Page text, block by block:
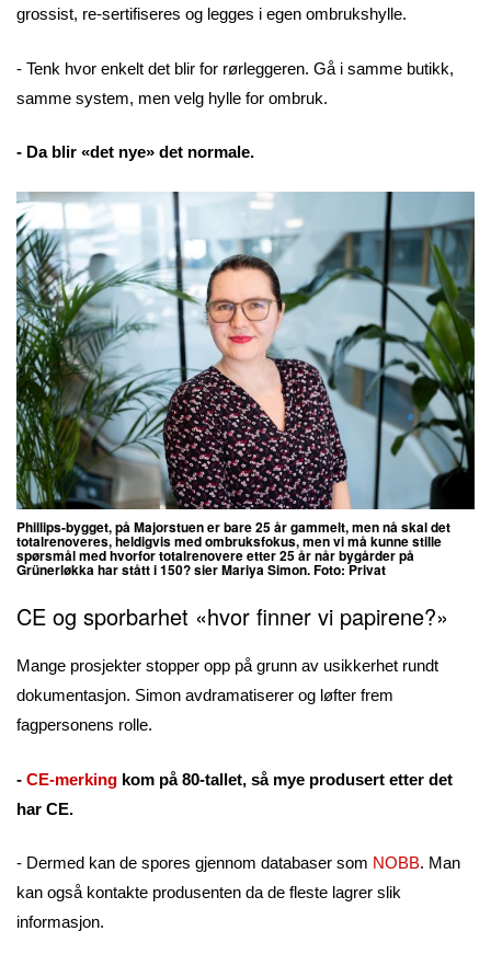
grossist, re-sertifiseres og legges i egen ombrukshylle.
- Tenk hvor enkelt det blir for rørleggeren. Gå i samme butikk,
samme system, men velg hylle for ombruk.
- Da blir «det nye» det normale.
Phillips-bygget, på Majorstuen er bare 25 år gammelt, men nå skal det
totalrenoveres, heldigvis med ombruksfokus, men vimå kunne stille
spørsmål med hvorfor totalrenovere etter 25 år når bygårder på
Grünerløkka har stått i 150? sierMariya Simon. Foto: Privat
CE og sporbarhet «hvor finner vi papirene?»
Mange prosjekter stopper opp på grunn av usikkerhet rundt
dokumentasjon. Simon avdramatiserer og løfter frem
fagpersonens rolle.
- CE-merking kom på 80-tallet, så mye produsert etter det
har CE.
- Dermed kan de spores gjennom databaser som NOBB. Man
kan også kontakte produsenten da de fleste lagrer slik
informasjon.